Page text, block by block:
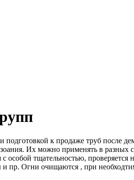
подготовкой к продаже труб после
Их можно применять в разных
особой тщательностью,
Огни очищаются , при